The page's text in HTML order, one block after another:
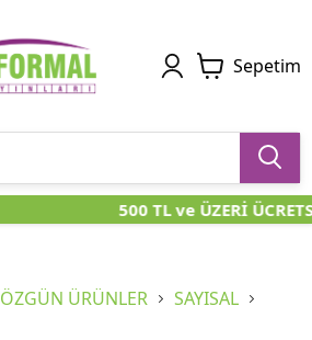
Sepetim
500 TL ve ÜZERİ
ÖZGÜN ÜRÜNLER
SAYISAL